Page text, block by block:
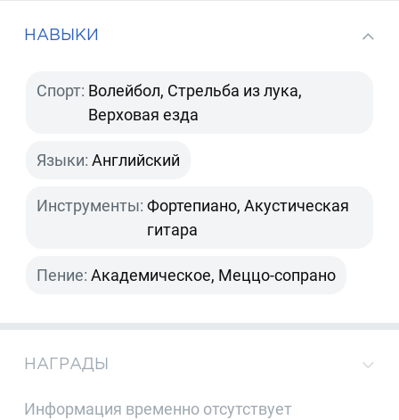
НАВЫКИ
Спорт: Волейбол, Стрельба из лука,
Верховая езда
Языки: Английский
Инструменты: Фортепиано, Акустическая
гитара
Пение: Академическое, Меццо-сопрано
НАГРАДЫ
Информация временно отсутствует